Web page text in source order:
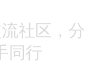
社区，分
同行